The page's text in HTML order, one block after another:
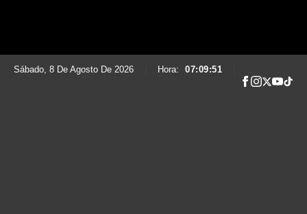
Sábado, 8 De Agosto De 2026 Hora: 07:09:52